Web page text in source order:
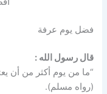
فضل يوم عرفة
قال رسول الله :
“ما من يوم أكثر من أن
(رواه مسلم).